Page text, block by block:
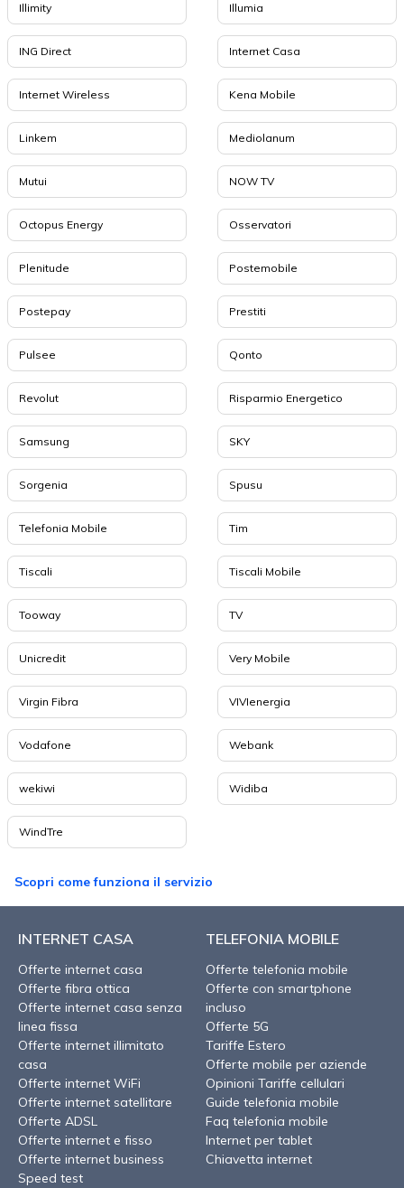
Illimity Illumia
ING Direct Internet Casa
Internet Wireless Kena Mobile
Linkem Mediolanum
Mutui NOW TV
Octopus Energy Osservatori
Plenitude Postemobile
Postepay Prestiti
Pulsee Qonto
Revolut Risparmio Energetico
Samsung SKY
Sorgenia Spusu
Telefonia Mobile Tim
Tiscali Tiscali Mobile
Tooway TV
Unicredit Very Mobile
Virgin Fibra VIVIenergia
Vodafone Webank
wekiwi Widiba
WindTre
Scopri come funziona il servizio
INTERNET CASA
Offerte internet casa
Offerte fibra ottica
Offerte internet casa senza
linea fissa
Offerte internet illimitato
casa
Offerte internet WiFi
Offerte internet satellitare
Offerte ADSL
Offerte internet e fisso
Offerte internet business
Speed test
TELEFONIA MOBILE
Offerte telefonia mobile
Offerte con smartphone
incluso
Offerte 5G
Tariffe Estero
Offerte mobile per aziende
Opinioni Tariffe cellulari
Guide telefonia mobile
Faq telefonia mobile
Internet per tablet
Chiavetta internet